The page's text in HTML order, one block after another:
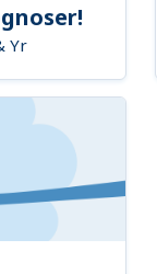
Yr